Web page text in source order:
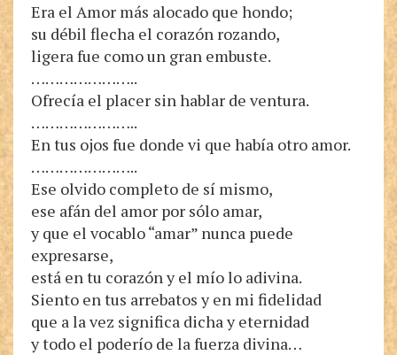
Era el Amor más alocado que hondo;
su débil flecha el corazón rozando,
ligera fue como un gran embuste.
…………………..
Ofrecía el placer sin hablar de ventura.
…………………..
En tus ojos fue donde vi que había otro amor.
…………………..
Ese olvido completo de sí mismo,
ese afán del amor por sólo amar,
y que el vocablo “amar” nunca puede
expresarse,
está en tu corazón y el mío lo adivina.
Siento en tus arrebatos y en mi fidelidad
que a la vez significa dicha y eternidad
y todo el poderío de la fuerza divina…